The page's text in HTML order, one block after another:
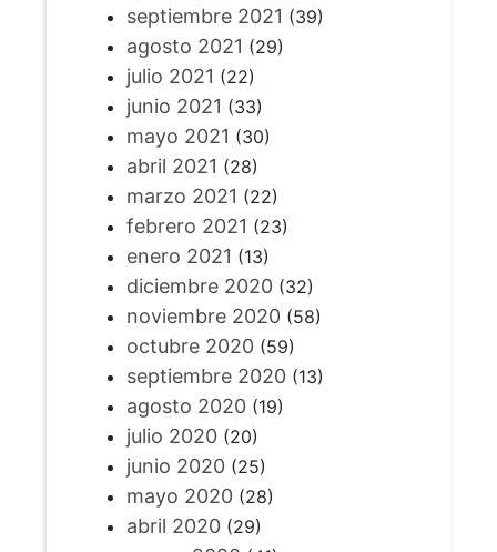
septiembre 2021 (39)
agosto 2021 (29)
julio 2021 (22)
junio 2021 (33)
mayo 2021 (30)
abril 2021 (28)
marzo 2021 (22)
febrero 2021 (23)
enero 2021 (13)
diciembre 2020(32)
noviembre 2020(58)
octubre 2020(59)
septiembre 2020(13)
agosto 2020(19)
julio 2020(20)
junio 2020(25)
mayo 2020(28)
abril 2020(29)